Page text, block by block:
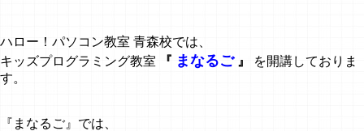
ハロー！パソコン教室 青森校では、
キッズプログラミング教室
『 まなるご 』
を開講しておりま
す。
『まなるご』では、